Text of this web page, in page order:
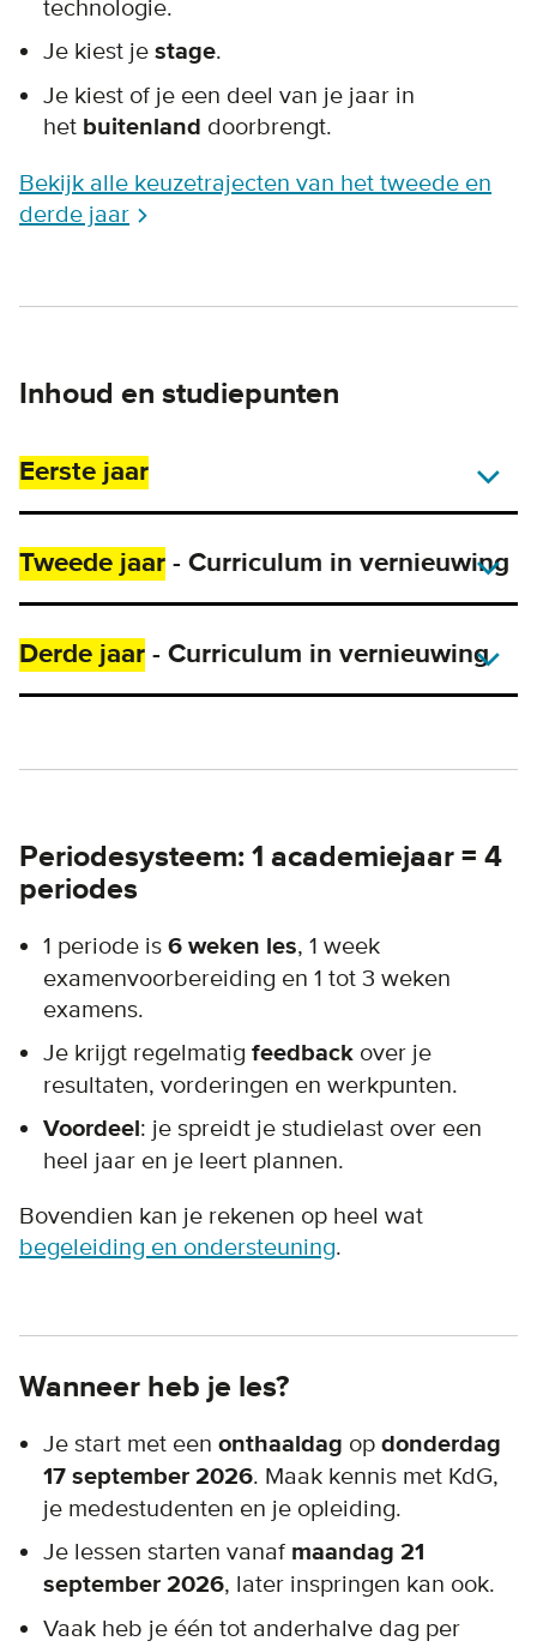
technologie.
Je kiest je stage.
Je kiest of je een deel van je jaar in
het buitenland doorbrengt.
Bekijk alle keuzetrajecten van het tweede en
derde jaar
Inhoud en studiepunten
Eerste jaar
Tweede jaar - Curriculum in vernieuwing
Derde jaar - Curriculum in vernieuwing
Periodesysteem: 1 academiejaar = 4
periodes
1 periode is 6 weken les, 1 week
examenvoorbereiding en 1 tot 3 weken
examens.
Je krijgt regelmatig feedback over je
resultaten, vorderingen en werkpunten.
Voordeel: je spreidt je studielast over een
heel jaar en je leert plannen.
Bovendien kan je rekenen op heel wat
begeleiding en ondersteuning.
Wanneer heb je les?
Je start met een onthaaldag op donderdag
17 september 2026. Maak kennis met KdG,
je medestudenten en je opleiding.
Je lessen starten vanaf maandag 21
september 2026, later inspringen kan ook.
Vaak heb je één tot anderhalve dag per